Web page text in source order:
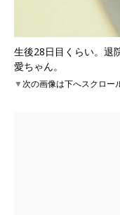
生後28日目くらい。退
愛ちゃん。
▼次の画像は下へスクロー